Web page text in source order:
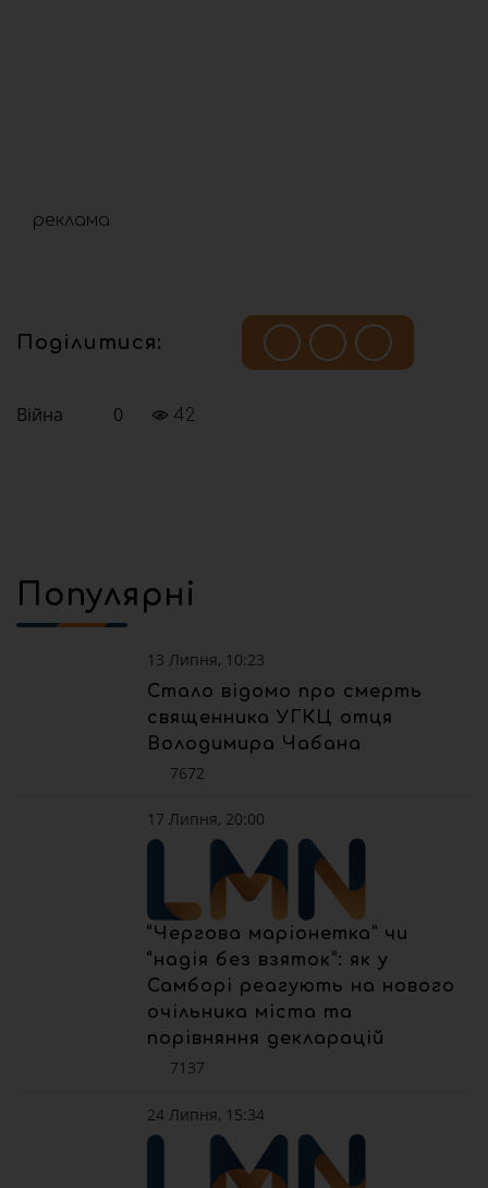
реклама
Поділитися:
Війна 0 42
Популярні
13 Липня, 10:23
Стало відомо про смерть
священника УГКЦ отця
Володимира Чабана
7672
17 Липня, 20:00
“Чергова маріонетка” чи
“надія без взяток”: як у
Самборі реагують на нового
очільника міста та
порівняння декларацій
7137
24 Липня, 15:34